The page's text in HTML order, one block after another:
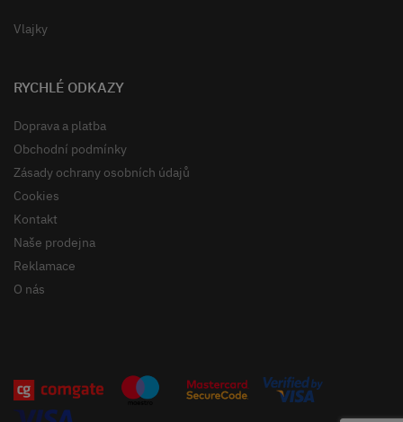
Vlajky
RYCHLÉ ODKAZY
Doprava a platba
Obchodní podmínky
Zásady ochrany osobních údajů
Cookies
Kontakt
Naše prodejna
Reklamace
O nás